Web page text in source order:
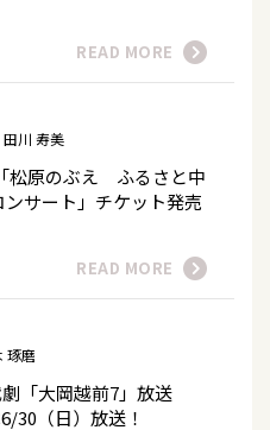
READ MORE
田川 寿美
松原のぶえ ふるさと中
サート」チケット発売
READ MORE
琢磨
「大岡越前7」放送
30（日）放送！